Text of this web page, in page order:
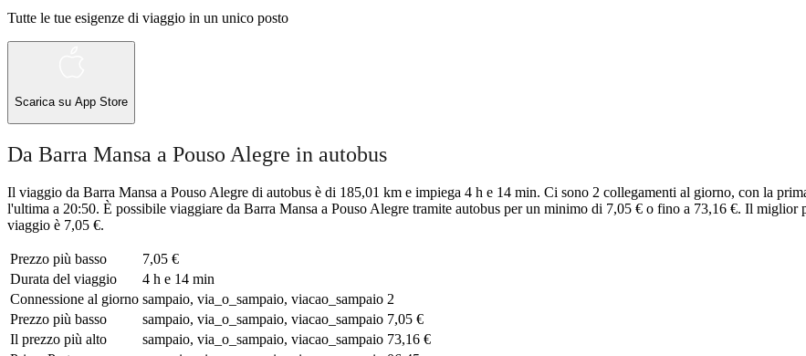
Tutte le tue esigenze di viaggio in un unico posto
Scarica su App Store
Da Barra Mansa a Pouso Alegre in autobus
Il viaggio da Barra Mansa a Pouso Alegre di autobus è di 185,01 km e impiega 4 h e 14 min. Ci sono 2 collegamenti al giorno, con la
l'ultima a 20:50. È possibile viaggiare da Barra Mansa a Pouso Alegre tramite autobus per un minimo di 7,05 € o fino a 73,16 €. Il miglior
viaggio è 7,05 €.
Prezzo più basso
7,05 €
Durata del viaggio
4 h e 14 min
Connessione al giorno sampaio, via_o_sampaio, viacao_sampaio 2
Prezzo più basso
sampaio, via_o_sampaio, viacao_sampaio 7,05 €
Il prezzo più alto
sampaio, via_o_sampaio, viacao_sampaio 73,16 €